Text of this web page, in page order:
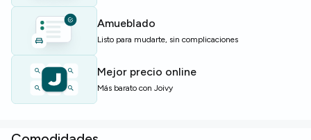
Perfecto para estudiantes y jóvenes profesionales que
buscan una opción funcional en Bolonia.
Plazas limitadas — ¡pregunta cuanto antes!
Amueblado
Listo para mudarte, sin complicaciones
Mejor precio online
Más barato con Joivy